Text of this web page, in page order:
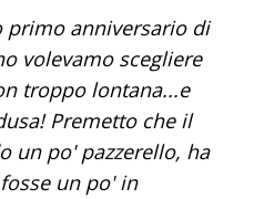
volevamo scegliere
troppo lontana...e
Premetto che il
un po' pazzerello, ha
un po' in